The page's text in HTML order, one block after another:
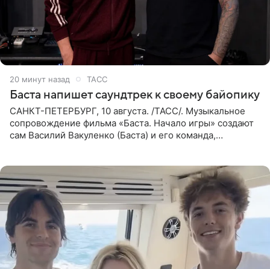
20 минут назад ТАСС
Баста напишет саундтрек к своему байопику
САНКТ-ПЕТЕРБУРГ, 10 августа. /ТАСС/. Музыкальное
сопровождение фильма «Баста. Начало игры» создают
сам Василий Вакуленко (Баста) и его команда,